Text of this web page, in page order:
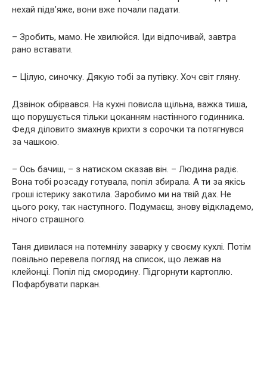
нехай підв’яже, вони вже почали падати.
– Зробить, мамо. Не хвилюйся. Іди відпочивай, завтра
рано вставати.
– Цілую, синочку. Дякую тобі за путівку. Хоч світ гляну.
Дзвінок обірвався. На кухні повисла щільна, важка тиша,
що порушується тільки цоканням настінного годинника.
Федя діловито змахнув крихти з сорочки та потягнувся
за чашкою.
– Ось бачиш, – з натиском сказав він. – Людина радіє.
Вона тобі розсаду готувала, попіл збирала. А ти за якісь
гроші істерику закотила. Заробимо ми на твій дах. Не
цього року, так наступного. Подумаєш, знову відкладемо,
нічого страшного.
Таня дивилася на потемнілу заварку у своєму кухлі. Потім
повільно перевела погляд на список, що лежав на
клейонці. Попіл під смородину. Підгорнути картоплю.
Пофарбувати паркан.